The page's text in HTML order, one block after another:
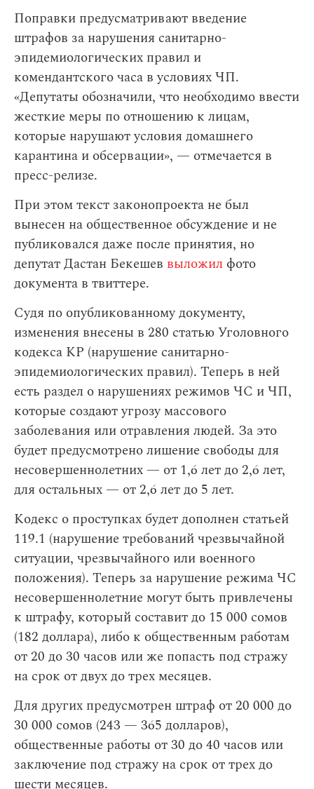
Поправки предусматривают введение
штрафов за нарушения санитарно-
эпидемиологических правил и
комендантского часа в условиях ЧП.
«Депутаты обозначили, что необходимо ввести
жесткие меры по отношению к лицам,
которые нарушают условия домашнего
карантина и обсервации», — отмечается в
пресс-релизе.
При этом текст законопроекта не был
вынесен на общественное обсуждение и не
публиковался даже после принятия, но
депутат Дастан Бекешев выложил фото
документа в твиттере.
Судя по опубликованному документу,
изменения внесены в 280 статью Уголовного
кодекса КР (нарушение санитарно-
эпидемиологических правил). Теперь в ней
есть раздел о нарушениях режимов ЧС и ЧП,
которые создают угрозу массового
заболевания или отравления людей. За это
будет предусмотрено лишение свободы для
несовершеннолетних — от 1,6 лет до 2,6 лет,
для остальных — от 2,6 лет до 5 лет.
Кодекс о проступках будет дополнен статьей
119.1 (нарушение требований чрезвычайной
ситуации, чрезвычайного или военного
положения). Теперь за нарушение режима ЧС
несовершеннолетние могут быть привлечены
к штрафу, который составит до 15 000 сомов
(182 доллара), либо к общественным работам
от 20 до 30 часов или же попасть под стражу
на срок от двух до трех месяцев.
Для других предусмотрен штраф от 20 000 до
30 000 сомов (243 — 365 долларов),
общественные работы от 30 до 40 часов или
заключение под стражу на срок от трех до
шести месяцев.